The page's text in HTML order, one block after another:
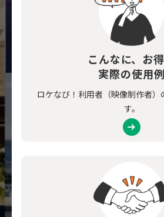
こんなに、お得
実際の使用例
ロケなび！利用者（映像制作者）
す。